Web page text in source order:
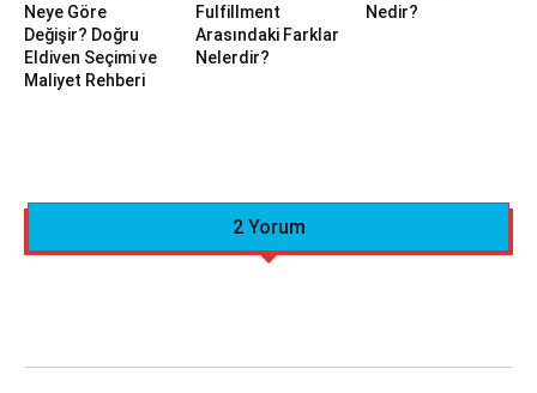
Neye Göre
Değişir? Doğru
Eldiven Seçimi ve
Maliyet Rehberi
Fulfillment
Arasındaki Farklar
Nelerdir?
Nedir?
2 Yorum